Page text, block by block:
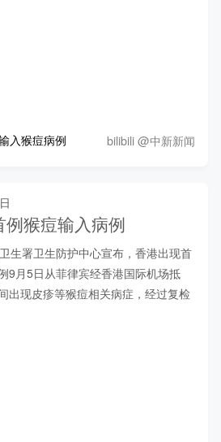
入猴痘病例 bilibili @中新新闻
猴痘输入病例
生署卫生防护中心宣布，香港出现首
9月5日从菲律宾经香港国际机场抵
出现皮疹等猴痘相关病症，经过复检